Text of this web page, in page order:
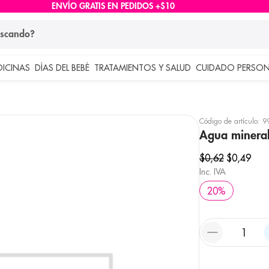
ENVÍO GRATIS EN PEDIDOS +$10
DÍAS DEL BEBÉ TRATAMIENTOS Y SALUD CUIDADO
Código de artículo:
Agua
$0,62 $0,49
Inc. IVA
20%
buscados